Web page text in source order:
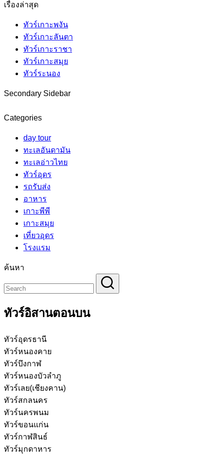
เรื่องล่าสุด
ทัวร์เกาะพงัน
ทัวร์เกาะลันตา
ทัวร์เกาะราชา
ทัวร์เกาะสมุย
ทัวร์ระนอง
Secondary Sidebar
Categories
day tour
ทะเลอันดามัน
ทะเลอ่าวไทย
ทัวร์อุดร
รถรับส่ง
อาหาร
เกาะพีพี
เกาะสมุย
เที่ยวอุดร
โรงแรม
ค้นหา
ทัวร์อิสานตอนบน
ทัวร์อุดรธานี
ทัวร์หนองคาย
ทัวร์บึงกาฬ
ทัวร์หนองบัวลำภู
ทัวร์เลย(เชียงคาน)
ทัวร์สกลนคร
ทัวร์นครพนม
ทัวร์ขอนแก่น
ทัวร์กาฬสินธ์
ทัวร์มุกดาหาร